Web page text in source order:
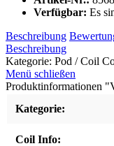
Verfügbar: Es
Beschreibung
Beschreibung
Kategorie: Pod / Coil
Menü schließen
Produktinformationen
Kategorie:
Coil Info: